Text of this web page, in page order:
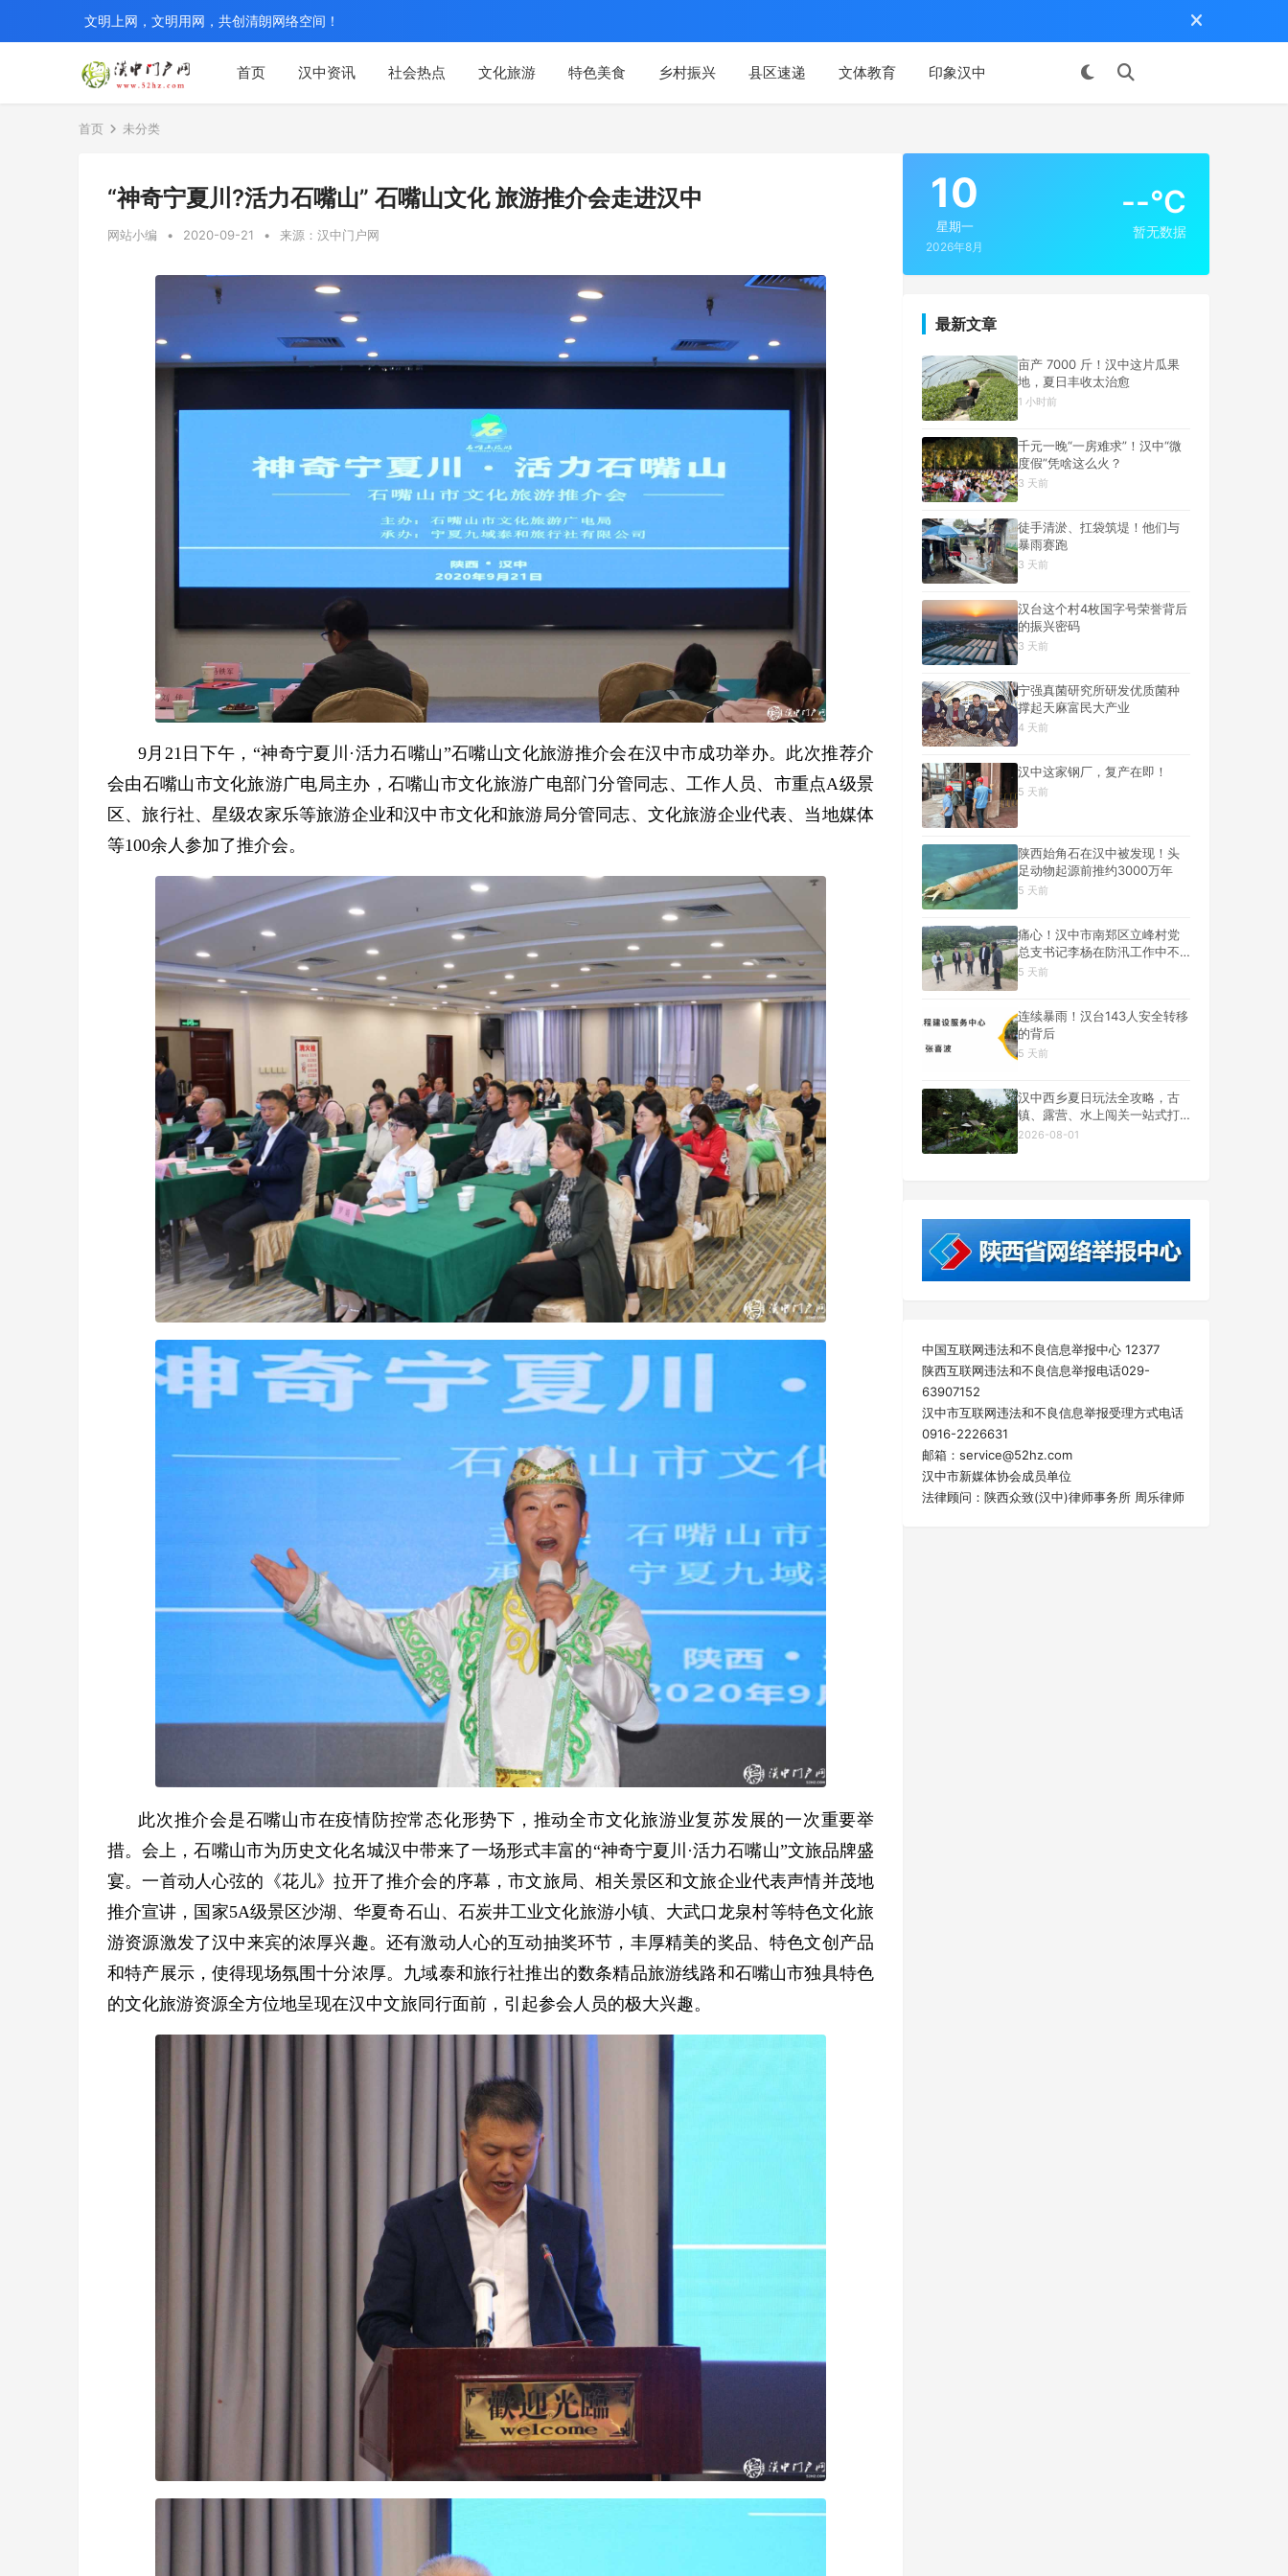
首页 汉中资讯 社会热点 文化旅游 特色美食 乡村振兴 县区速递 文体教育 印象汉中
文明上网，文明用网，共创清朗网络空间！
首页 未分类
“神奇宁夏川?活力石嘴山” 石嘴山文化 旅游推介会走进汉中
网站小编 • 2020-09-21 • 来源：汉中门户网
9月 21 日下午， “神奇宁夏川 ·活力石嘴山”石嘴山文化旅游推介会在汉中市成功举办。此次推荐介
会由石嘴山市文化旅游广电局主办， 石嘴山市文化旅游广电部门分管同志、工作人员、市重点A级景
区、旅行社、星级农家乐等旅游企业和汉中市文化和旅游局分管同志、文化旅游企业代表、当地媒体
等100余人参加了推介会。
此次推介会是石嘴山市在疫情防控常态化形势下，推动全市文化旅游业复苏发展的一次重要举
措。会上，石嘴山市为历史文化名城汉中带来了一场形式丰富的“神奇宁夏川 ·活力石嘴山”文旅品牌盛
宴。一首动人心弦的《花儿》拉开了推介会的序幕，市文旅局、相关景区和文旅企业代表声情并茂地
推介宣讲，国家5A级景区沙湖、华夏奇石山、石炭井工业文化旅游小镇、大武口龙泉村等特色文化旅
游资源激发了汉中来宾的浓厚兴趣。还有激动人心的互动抽奖环节，丰厚精美的奖品、特色文创产品
和特产展示，使得现场氛围十分浓厚。九域泰和旅行社推出的数条精品旅游线路和石嘴山市独具特色
的文化旅游资源全方位地呈现在汉中文旅同行面前，引起参会人员的极大兴趣。
10
星期一
2026年8月
--°C
暂无数据
最新文章
亩产 7000 斤！汉中这片瓜果
地，夏日丰收太治愈
1 小时前
千元一晚“一房难求”！汉中“微
度假”凭啥这么火？
3 天前
徒手清淤、扛袋筑堤！他们与
暴雨赛跑
3 天前
汉台这个村4枚国字号荣誉背后
的振兴密码
3 天前
宁强真菌研究所研发优质菌种
撑起天麻富民大产业
4 天前
汉中这家钢厂，复产在即！
5 天前
陕西始角石在汉中被发现！头
足动物起源前推约3000万年
5 天前
痛心！汉中市南郑区立峰村党
总支书记李杨在防汛工作中不
幸遇难
5 天前
连续暴雨！汉台143人安全转移
的背后
5 天前
汉中西乡夏日玩法全攻略，古
镇、露营、水上闯关一站式打
卡
2026-08-01
中国互联网违法和不良信息举报中心 12377
陕西互联网违法和不良信息举报电话029-
63907152
汉中市互联网违法和不良信息举报受理方式电话
0916-2226631
邮箱：service@52hz.com
汉中市新媒体协会成员单位
法律顾问：陕西众致(汉中)律师事务所 周乐律师